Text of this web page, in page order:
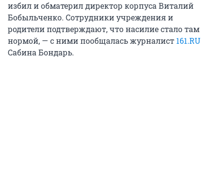
избил и обматерил директор корпуса Виталий
Бобыльченко. Сотрудники учреждения и
родители подтверждают, что насилие стало там
нормой, — с ними пообщалась журналист 161.RU
Сабина Бондарь.